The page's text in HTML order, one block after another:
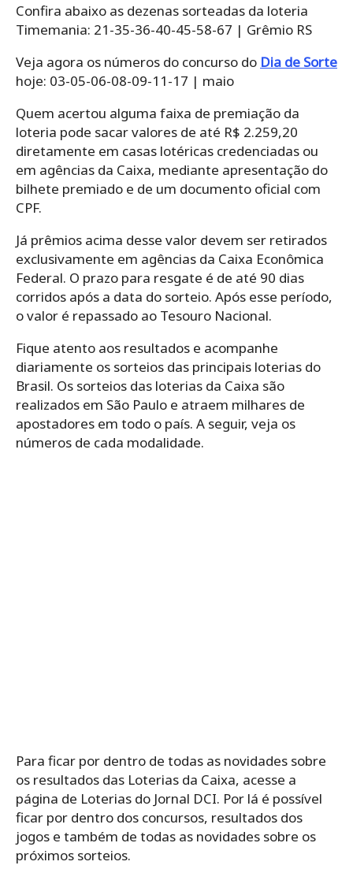
Confira abaixo as dezenas sorteadas da loteria
Timemania: 21-35-36-40-45-58-67 | Grêmio RS
Veja agora os números do concurso do Dia de Sorte
hoje: 03-05-06-08-09-11-17 | maio
Quem acertou alguma faixa de premiação da
loteria pode sacar valores de até R$ 2.259,20
diretamente em casas lotéricas credenciadas ou
em agências da Caixa, mediante apresentação do
bilhete premiado e de um documento oficial com
CPF.
Já prêmios acima desse valor devem ser retirados
exclusivamente em agências da Caixa Econômica
Federal. O prazo para resgate é de até 90 dias
corridos após a data do sorteio. Após esse período,
o valor é repassado ao Tesouro Nacional.
Fique atento aos resultados e acompanhe
diariamente os sorteios das principais loterias do
Brasil. Os sorteios das loterias da Caixa são
realizados em São Paulo e atraem milhares de
apostadores em todo o país. A seguir, veja os
números de cada modalidade.
Para ficar por dentro de todas as novidades sobre
os resultados das Loterias da Caixa, acesse a
página de Loterias do Jornal DCI. Por lá é possível
ficar por dentro dos concursos, resultados dos
jogos e também de todas as novidades sobre os
próximos sorteios.